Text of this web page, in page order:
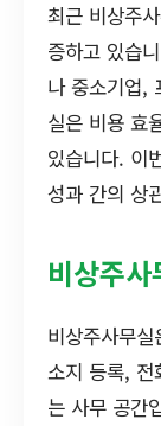
최근 비상주
증하고 있습
나 중소기업,
실은 비용 효
있습니다. 이
성과 간의 상
비상주
비상주사무
소지 등록, 전
는 사무 공간